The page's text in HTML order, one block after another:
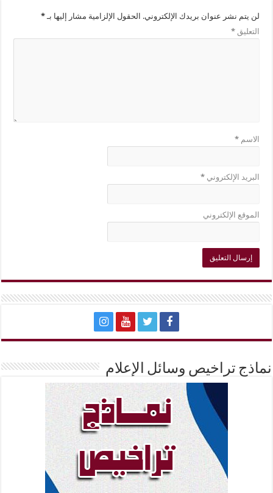
لن يتم نشر عنوان بريدك الإلكتروني. الحقول الإلزامية مشار إليها بـ*
التعليق*
الاسم*
البريد الإلكتروني*
الموقع الإلكتروني
نماذج تراخيص وسائل الإعلام